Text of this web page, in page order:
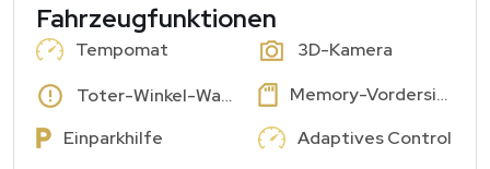
Fahrzeugfunktionen
Tempomat
3D-Kamera
Toter-Winkel-Warnung
Memory-Vordersitze
Einparkhilfe
Adaptives Control